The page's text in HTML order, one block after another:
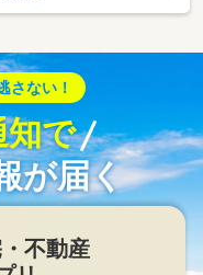
さない！
で
が届く
不動産